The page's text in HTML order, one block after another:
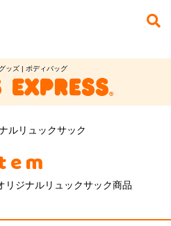
ッズ | ボディバッグ
ルリュックサック
リジナルリュックサック商品